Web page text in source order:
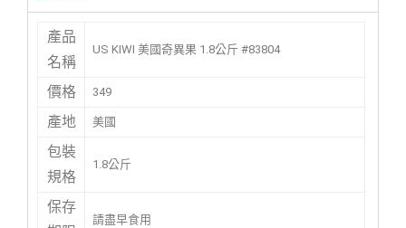
產品
名稱
US KIWI 美國奇異果 1.8公斤 #83804
價格 349
產地 美國
包裝
規格
1.8公斤
保存
請盡早食用